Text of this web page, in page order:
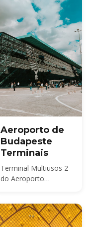
Aeroporto de
Budapeste
Terminais
Terminal Multiusos 2
do Aeroporto